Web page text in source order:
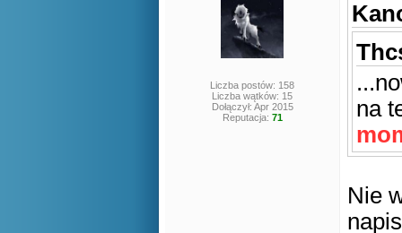
Liczba postów: 158
Liczba wątków: 15
Dołączył: Apr 2015
Reputacja: 71
na
Nie